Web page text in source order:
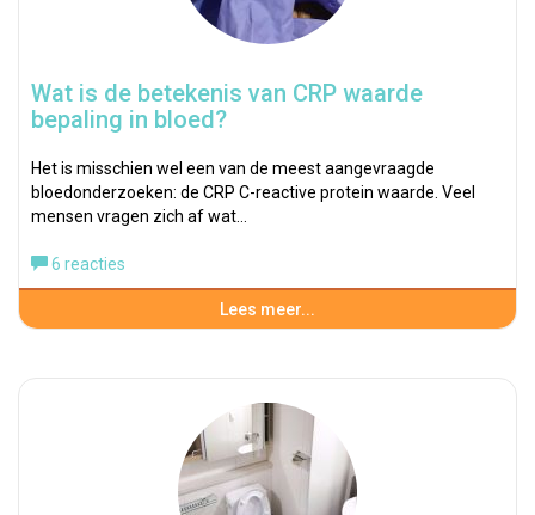
Wat is de betekenis van CRP waarde
bepaling in bloed?
Het is misschien wel een van de meest aangevraagde
bloedonderzoeken: de CRP C-reactive protein waarde. Veel
mensen vragen zich af wat…
6 reacties
Lees meer...